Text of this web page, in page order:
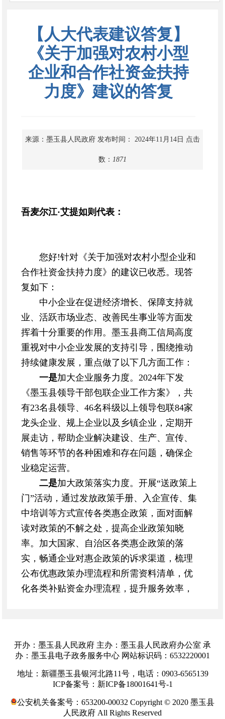
【人大代表建议答复】
《关于加强对农村小型
企业和合作社资金扶持
力度》建议的答复
来源：墨玉县人民政府 发布时间： 2024年11月14日 点击
数： 1871
吾麦尔江·艾提如则代表：
您好!针对《关于加强对农村小型企业和
合作社资金扶持力度》的建议已收悉。现答
复如下：
中小企业在促进经济增长、保障支持就
业、活跃市场业态、改善民生事业等方面发
挥着十分重要的作用。墨玉县商工信局高度
重视对中小企业发展的支持引导，围绕推动
持续健康发展，重点做了以下几方面工作：
一是加大企业服务力度。2024年下发
《墨玉县领导干部包联企业工作方案》，共
有23名县领导、46名科级以上领导包联84家
龙头企业、规上企业以及乡镇企业，定期开
展走访，帮助企业解决建设、生产、宣传、
销售等环节的各种困难和存在问题，确保企
业稳定运营。
二是加大政策落实力度。开展“送政策上
门”活动，通过发放政策手册、入企宣传、集
中培训等方式宣传各类惠企政策，面对面解
读对政策的不解之处，提高企业政策知晓
率。加大国家、自治区各类惠企政策的落
实，畅通企业对惠企政策的诉求渠道，梳理
公布优惠政策办理流程和所需资料清单，优
化各类补贴资金办理流程，提升服务效率，
导，积极为企业争取项目资金。2024年落实
25家。
式的银企对接活动，积极推荐有贷款需求的
开办：墨玉县人民政府 主办：墨玉县人民政府办公室 承
办：墨玉县电子政务服务中心 网站标识码：6532220001
地址：新疆墨玉县银河北路11号，电话：0903-6565139
ICP备案号：新ICP备18001641号-1
公安机关备案号：653200-00032 Copyright © 2020 墨玉县
人民政府 All Rights Reserved